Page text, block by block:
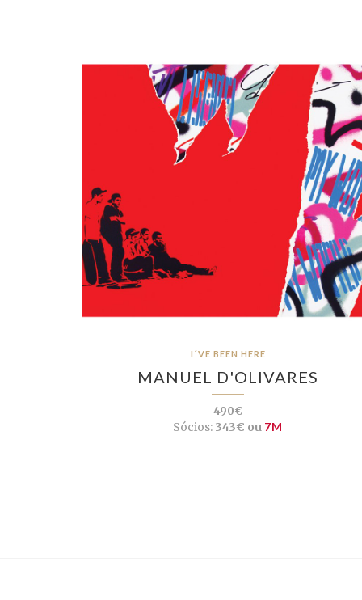
I´VE BEEN HERE
MANUEL D'OLIVARES
490€
Sócios: 343€ ou 7M